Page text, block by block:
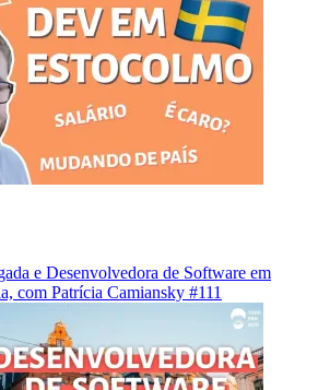
e Desenvolvedora de Software em
com Patrícia Camiansky #111